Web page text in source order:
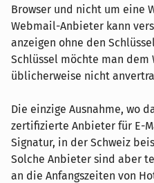
Browser und nicht um eine
Webmail-Anbieter kann
anzeigen ohne den
Schlüssel möchte man
üblicherweise nicht
Die einzige Ausnahme, wo
zertifizierte Anbieter für E-
Signatur, in der Schweiz
Solche Anbieter sind aber
an die Anfangszeiten von